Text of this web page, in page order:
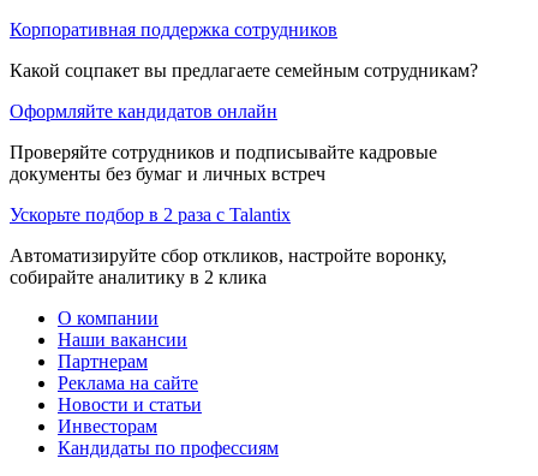
Корпоративная поддержка сотрудников
Какой соцпакет вы предлагаете семейным сотрудникам?
Оформляйте кандидатов онлайн
Проверяйте сотрудников и подписывайте кадровые
документы без бумаг и личных встреч
Ускорьте подбор в 2 раза с Talantix
Автоматизируйте сбор откликов, настройте воронку,
собирайте аналитику в 2 клика
О компании
Наши вакансии
Партнерам
Реклама на сайте
Новости и статьи
Инвесторам
Кандидаты по профессиям